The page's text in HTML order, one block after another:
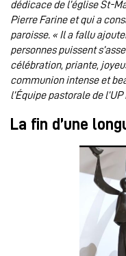
dédicace de l’église St-
Pierre Farine et qui a
paroisse. « Il a fallu
personnes puissent
célébration, priante,
communion intense et
l’Équipe pastorale de
La fin d’une